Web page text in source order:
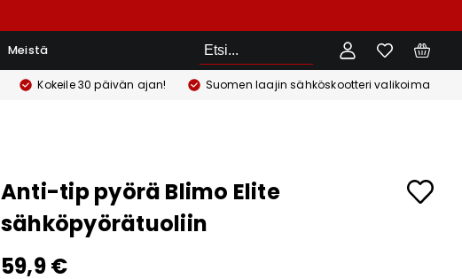
Meistä Etsi
Kokeile 30 päivän ajan! Suomen laajin sähköskootteri valikoima
Anti-tip pyörä Blimo Elite
sähköpyörätuoliin
59,9 €